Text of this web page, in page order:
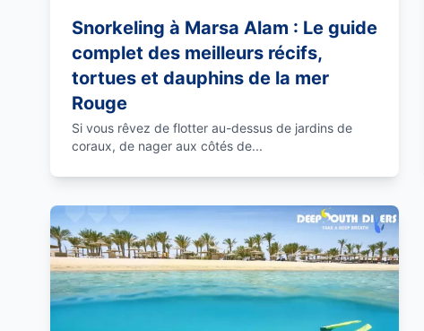
Snorkeling à Marsa Alam : Le guide
complet des meilleurs récifs,
tortues et dauphins de la mer
Rouge
Si vous rêvez de flotter au-dessus de jardins de
coraux, de nager aux côtés de...